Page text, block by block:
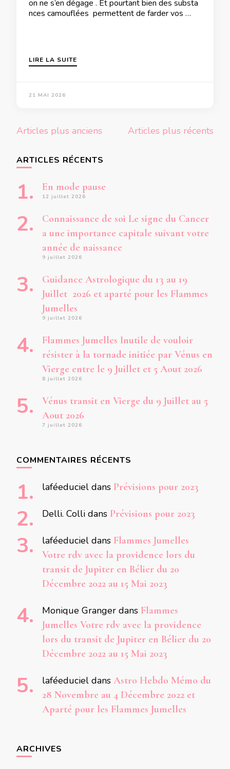
on ne s’en dégage . Et pourtant bien des substa
nces camouflées permettent de farder vos …
LIRE LA SUITE
21 MAI 2026
Navigation
articles
Articles plus anciens Articles plus récents
ARTICLES RÉCENTS
En mode pause
12 juillet 2026
Connaissance de soi Le signe du Cancer
a une importance capitale suivant votre
année de naissance
9 juillet 2026
Guidance Astrologique du 13 au 19
Juillet 2026 et aparté pour les Flammes
Jumelles
9 juillet 2026
Flammes Jumelles Inutile de vouloir
résister à la tornade initiée par Vénus en
Vierge entre le 9 Juillet et 5 Aout 2026
8 juillet 2026
Vénus transit en Vierge du 9 Juillet au 5
Aout 2026
7 juillet 2026
COMMENTAIRES RÉCENTS
laféeduciel dans Prévisions pour 2023
Delli. Colli dans Prévisions pour 2023
laféeduciel dans Flammes Jumelles
Votre rdv avec la providence lors du
transit de Jupiter en Bélier du 20
Décembre 2022 au 15 Mai 2023
Monique Granger dans Flammes
Jumelles Votre rdv avec la providence
lors du transit de Jupiter en Bélier du 20
Décembre 2022 au 15 Mai 2023
laféeduciel dans Astro Hebdo Mémo du
28 Novembre au 4 Décembre 2022 et
Aparté pour les Flammes Jumelles
ARCHIVES